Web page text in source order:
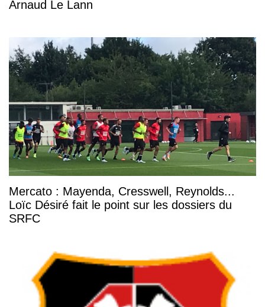
Arnaud Le Lann
Mercato : Mayenda, Cresswell, Reynolds...
Loïc Désiré fait le point sur les dossiers du
SRFC